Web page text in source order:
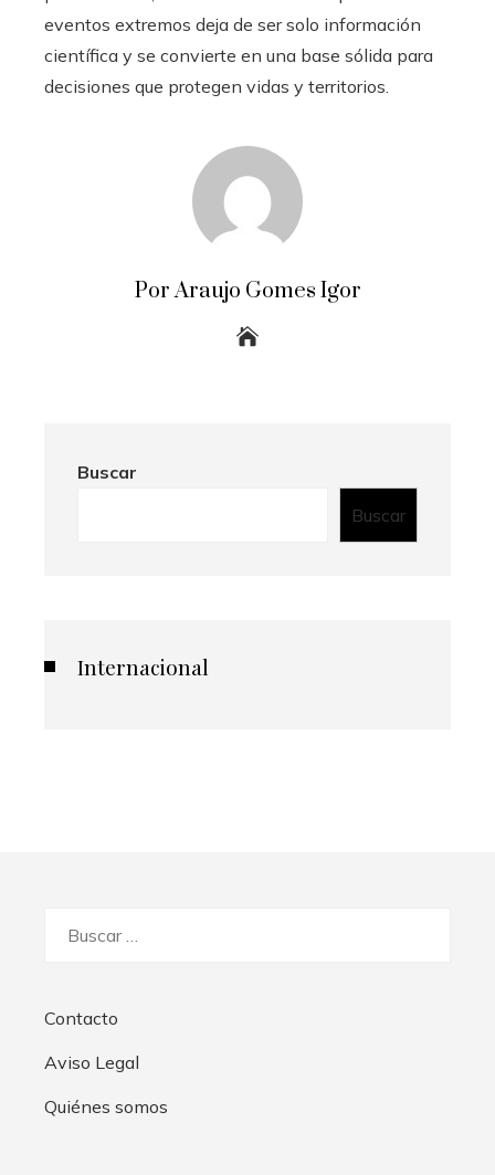
eventos extremos deja de ser solo información
científica y se convierte en una base sólida para
decisiones que protegen vidas y territorios.
Por Araujo Gomes Igor
Buscar
Buscar
Internacional
Contacto
Aviso Legal
Quiénes somos